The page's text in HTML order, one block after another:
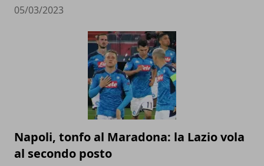
05/03/2023
Napoli, tonfo al Maradona: la Lazio vola
al secondo posto